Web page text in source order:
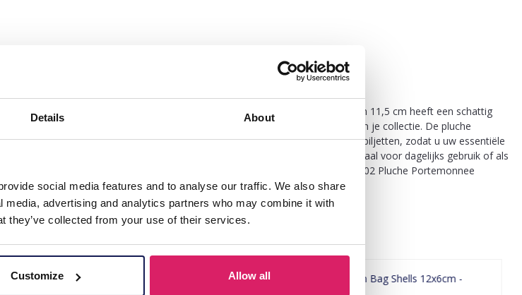
Details About
social media features and to analyse our traffic. We also share
advertising and analytics partners who may combine it with
they’ve collected from your use of their services.
Customize Allow all
- Mixed Designs 1pc"
dat functionaliteit combineert met charme. Deze pluche portemonnee van 11,5 cm heeft een schattig
gemengd design, waardoor het een leuke en eigenzinnige toevoeging is aan je collectie. De pluche
ook praktisch. Het biedt voldoende ruimte voor uw kaarten, munten en bankbiljetten, zodat u uw essentiële
Deze portemonnee is perfect voor zowel kinderen als volwassenen en ideaal voor dagelijks gebruik of als
vleugje eigenzinnigheid aan je outfit wilt toevoegen, de Q-A2.1 KEY1042-002 Pluche Portemonnee
een statement, waar je ook gaat!